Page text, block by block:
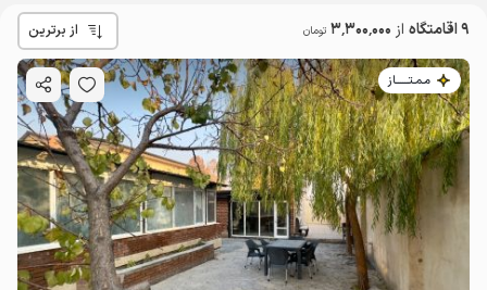
9 اقامتگاه از 3٬300٬000 تومان از برترین
مـمـتــــــاز